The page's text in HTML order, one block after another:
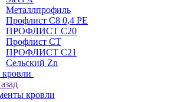
Металлпрофиль
Профлист С8 0,4 РЕ
ПРОФЛИСТ С20
Профлист СТ
ПРОФЛИСТ С21
Сельский Zn
кровли